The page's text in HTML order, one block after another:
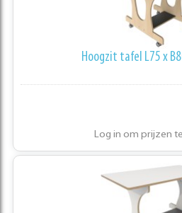
Hoogzit tafel L75 x
Log in om prijzen